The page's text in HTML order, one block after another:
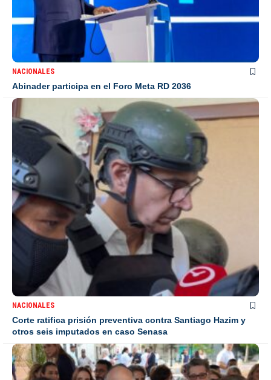
NACIONALES
Abinader participa en el Foro Meta RD 2036
NACIONALES
Corte ratifica prisión preventiva contra Santiago Hazim y
otros seis imputados en caso Senasa